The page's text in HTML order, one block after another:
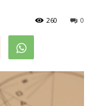
0
260